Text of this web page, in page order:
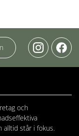
och
alltid står i fokus.